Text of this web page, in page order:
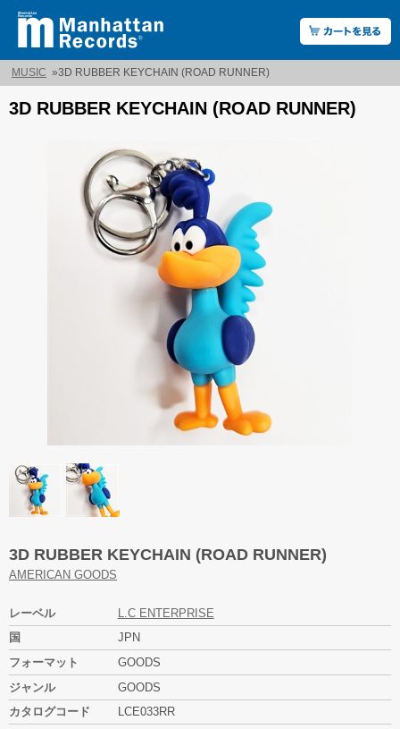
MUSIC »3D RUBBER KEYCHAIN (ROAD RUNNER)
3D RUBBER KEYCHAIN (ROAD RUNNER)
3D RUBBER KEYCHAIN (ROAD RUNNER)
AMERICAN GOODS
レーベル
L.C ENTERPRISE
国
JPN
フォーマット
GOODS
ジャンル
GOODS
カタログコード
LCE033RR